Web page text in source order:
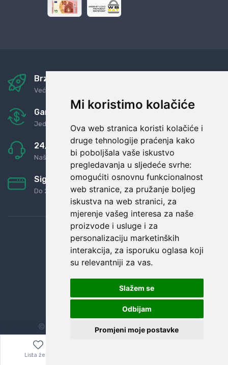
Mi koristimo kolačiće
Ova web stranica koristi kolačiće i
druge tehnologije praćenja kako
bi poboljšala vaše iskustvo
pregledavanja u sljedeće svrhe:
omogućiti osnovnu funkcionalnost
web stranice, za pružanje boljeg
iskustva na web stranici, za
mjerenje vašeg interesa za naše
proizvode i usluge i za
personalizaciju marketinških
interakcija, za isporuku oglasa koji
su relevantniji za vas.
Slažem se
Odbijam
Promjeni moje postavke
Brza i sigurna dostava
Već za nekoliko dana kod vas
Garancija u povrat novaca
Jednostavno pravilo: Roba za novac
24/7 odlična podrška
Naši agenti uvijek na raspolaganju
Sigurno obročno plaćanje
Do 24 rata bez kamata
© Sva prava zadržana. Dopi grupa d.o.o.
Lista želja